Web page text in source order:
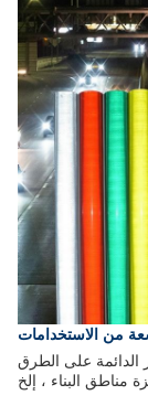
من الاستخدامات
على الطرق